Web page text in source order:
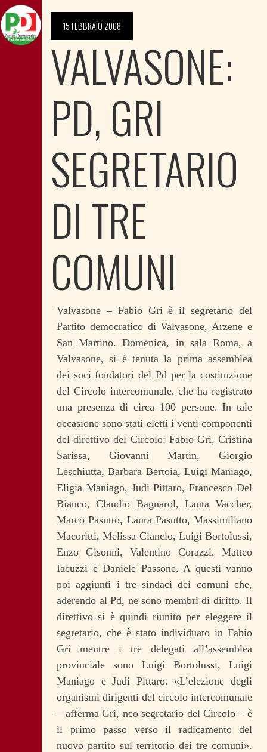
15 FEBBRAIO 2008
VALVASONE:
PD, GRI
SEGRETARIO
DI TRE
COMUNI
Valvasone – Fabio Gri è il segretario del
Partito democratico di Valvasone, Arzene e
San Martino. Domenica, in sala Roma, a
Valvasone, si è tenuta la prima assemblea
dei soci fondatori del Pd per la costituzione
del Circolo intercomunale, che ha registrato
una presenza di circa 100 persone. In tale
occasione sono stati eletti i venti componenti
del direttivo del Circolo: Fabio Gri, Cristina
Sarissa, Giovanni Martin, Giorgio
Leschiutta, Barbara Bertoia, Luigi Maniago,
Eligia Maniago, Judi Pittaro, Francesco Del
Bianco, Claudio Bagnarol, Lauta Vaccher,
Marco Pasutto, Laura Pasutto, Massimiliano
Macoritti, Melissa Ciancio, Luigi Bortolussi,
Enzo Gisonni, Valentino Corazzi, Matteo
Iacuzzi e Daniele Passone. A questi vanno
poi aggiunti i tre sindaci dei comuni che,
aderendo al Pd, ne sono membri di diritto. Il
direttivo si è quindi riunito per eleggere il
segretario, che è stato individuato in Fabio
Gri mentre i tre delegati all’assemblea
provinciale sono Luigi Bortolussi, Luigi
Maniago e Judi Pittaro. «L’elezione degli
organismi dirigenti del circolo intercomunale
– afferma Gri, neo segretario del Circolo – è
il primo passo verso il radicamento del
nuovo partito sul territorio dei tre comuni».